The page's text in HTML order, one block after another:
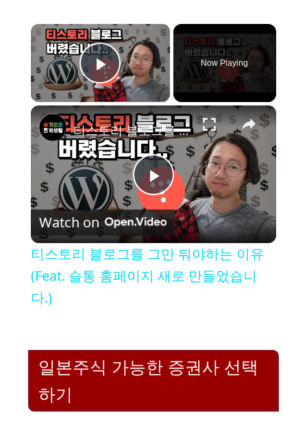
×
Play Video
Now Playing
×
P
l
a
V
티스토리 블로그를 그만 둬야하는 이유 (Feat. 슬통 홈페이지 새로 만들었습니다.)
Watch on
티스토리 블로그를 그만 둬야하는 이유
(Feat. 슬통 홈페이지 새로 만들었습니
다.)
일본주식 가능한 증권사 선택
하기